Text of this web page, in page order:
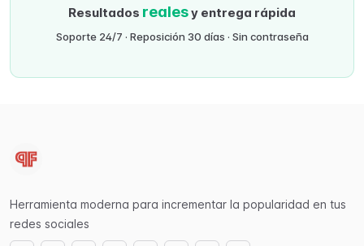
Resultados realesy entrega rápida
Soporte 24/7 · Reposición 30 días · Sin contraseña
Herramienta moderna para incrementar la popularidad en tus
redes sociales